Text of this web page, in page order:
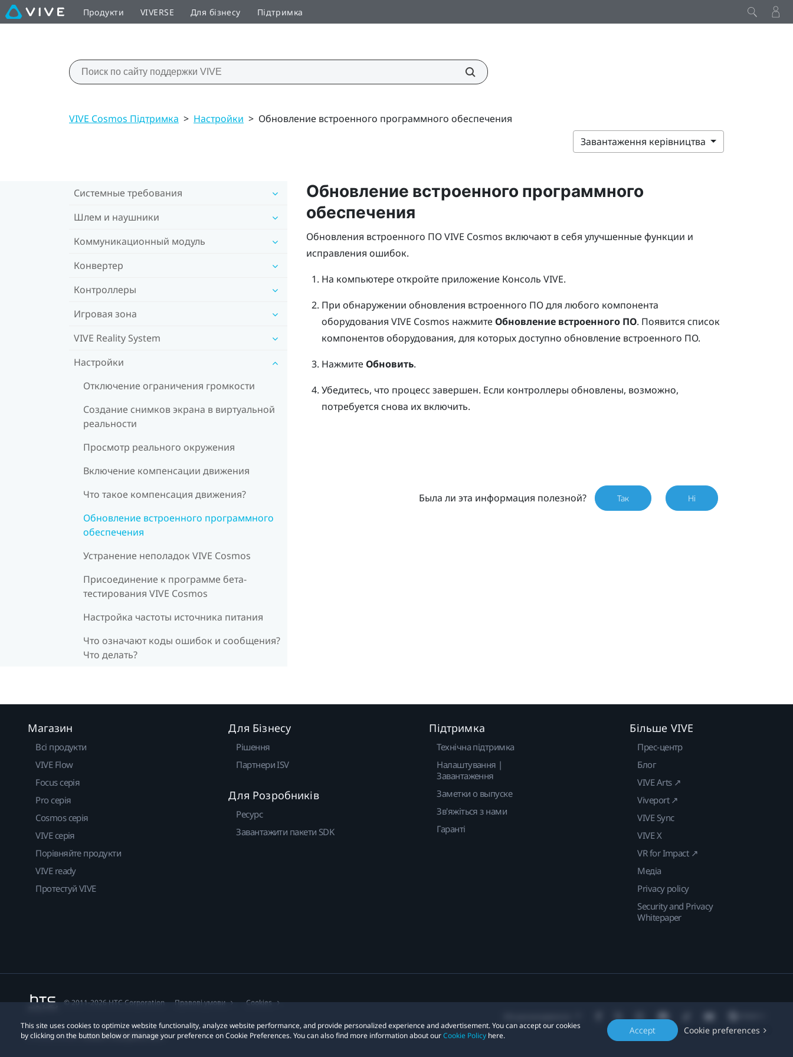
Продукти VIVERSE Для бізнесу Підтримка
VIVE Cosmos Підтримка > Настройки > Обновление встроенного программного обеспечения
Завантаження керівництва
Системные требования
Шлем и наушники
Коммуникационный модуль
Конвертер
Контроллеры
Игровая зона
VIVE Reality System
Настройки
Отключение ограничения громкости
Создание снимков экрана в виртуальной
реальности
Просмотр реального окружения
Включение компенсации движения
Что такое компенсация движения?
Обновление встроенного программного
обеспечения
Устранение неполадок VIVE Cosmos
Присоединение к программе бета-
тестирования VIVE Cosmos
Настройка частоты источника питания
Что означают коды ошибок и сообщения?
Что делать?
Обновление встроенного программного
обеспечения
Обновления встроенного ПОVIVE Cosmos включают в себя улучшенные функции и
исправления ошибок.
На компьютере откройте приложение Консоль VIVE.
При обнаружении обновления встроенного ПО для любого компонента
оборудования VIVE Cosmos нажмите Обновление встроенного ПО. Появится список
компонентов оборудования, для которых доступно обновление встроенного ПО.
Нажмите Обновить.
Убедитесь, что процесс завершен. Если контроллеры обновлены, возможно,
потребуется снова их включить.
Была ли эта информация полезной? Так Ні
This site uses cookies to optimize website functionality, analyze website performance, and provide personalized experience and advertisement. You can accept our cookies
by clicking on the button below or manage your preference on Cookie Preferences. You can also find more information about ourCookie Policy here. Accept Cookie preferences
Магазин
Всі продукти
VIVE Flow
Focus серія
Pro серія
Cosmos серія
VIVE серія
Порівняйте продукти
VIVE ready
Протестуй VIVE
Для Бізнесу
Рішення
Партнери ISV
Для Розробників
Ресурс
Завантажити пакети SDK
Підтримка
Технічна підтримка
Налаштування |
Завантаження
Заметки о выпуске
Зв'яжіться з нами
Гаранті
Більше VIVE
Прес-центр
Блог
VIVE Arts ↗
Viveport ↗
VIVE Sync
VIVE X
VR for Impact ↗
Медіа
Privacy policy
Security and Privacy
Whitepaper
© 2011-2026 HTC Corporation Правові умови Cookies
Privacy Contact:Global-Privacy@htc.com